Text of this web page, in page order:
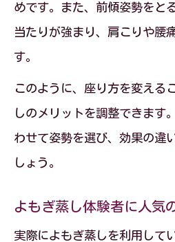
めです。また、前傾姿勢をと
当たりが強まり、肩こりや腰
す。
このように、座り方を変える
しのメリットを調整できます
わせて姿勢を選び、効果の違
しょう。
よもぎ蒸し体験者に人気
実際によもぎ蒸しを利用して